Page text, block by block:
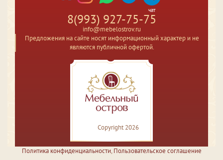
чат
8(993) 927-75-75
info@mebelostrov.ru
Предложения на сайте носят информационный характер и не
являются публичной офертой.
Copyright 2026
Политика конфиденциальности, Пользовательское соглашение